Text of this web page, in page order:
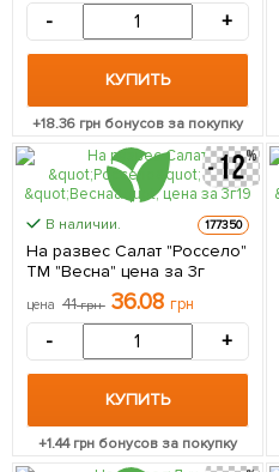
- +
КУПИТЬ
+18.36 грн бонусов за покупку
В наличии. 177350
На развес Салат "Россело"
ТМ "Весна" цена за 3г
цена 41грн 36.08 грн
- +
КУПИТЬ
+1.44грн бонусов за покупку